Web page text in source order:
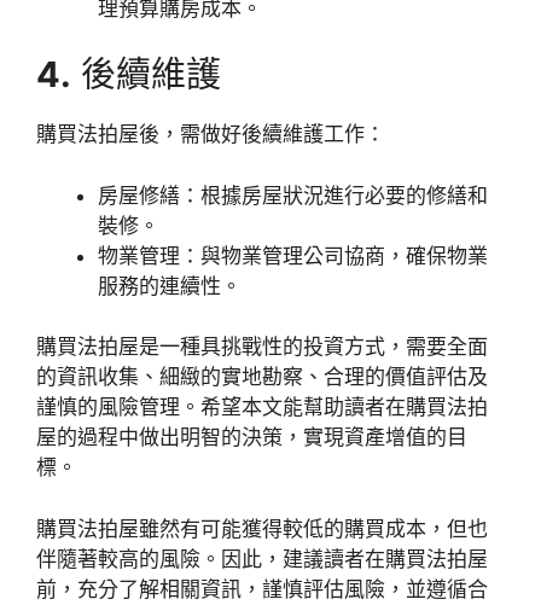
理預算購房成本。
4. 後續維護
購買法拍屋後，需做好後續維護工作：
房屋修繕：根據房屋狀況進行必要的修繕和
裝修。
物業管理：與物業管理公司協商，確保物業
服務的連續性。
購買法拍屋是一種具挑戰性的投資方式，需要全面
的資訊收集、細緻的實地勘察、合理的價值評估及
謹慎的風險管理。希望本文能幫助讀者在購買法拍
屋的過程中做出明智的決策，實現資產增值的目
標。
購買法拍屋雖然有可能獲得較低的購買成本，但也
伴隨著較高的風險。因此，建議讀者在購買法拍屋
前，充分了解相關資訊，謹慎評估風險，並遵循合